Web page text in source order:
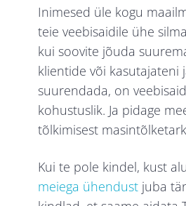
Inimesed üle kogu
teie veebisaidile ühe
kui soovite jõuda
klientide või kasutajateni
suurendada, on
kohustuslik. Ja pidage
tõlkimisest
Kui te pole kindel, kust
meiega ühendust juba